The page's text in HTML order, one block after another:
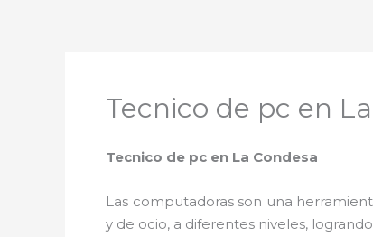
Tecnico de pc en
Tecnico de pc en La Condesa
Las computadoras son una
y de ocio, a diferentes niveles,